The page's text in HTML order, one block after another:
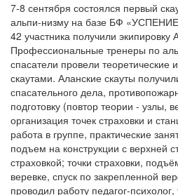
7-8 сентября состоялся первый
альпи-низму на базе БФ
42 участника получили экипировку
Профессиональные тренеры по
спасатели провели теоретические
скаутами. Аланские скауты
спасательного дела,
подготовку (повтор теории - узлы,
организация точек страховки и
работа в группе, практические
подъем на конструкции с верхней
страховкой; точки страховки,
веревке, спуск по закрепленной
проводил работу педагог-